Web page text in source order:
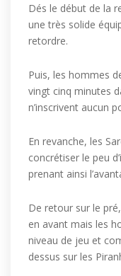
Dés le début de la
une très solide
retordre.
Puis, les hommes
vingt cinq minutes
n’inscrivent aucun
En revanche, les
concrétiser le peu
prenant ainsi
De retour sur le
en avant mais les
niveau de jeu et
dessus sur les